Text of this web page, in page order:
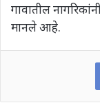
गावातील
मानले आहे.